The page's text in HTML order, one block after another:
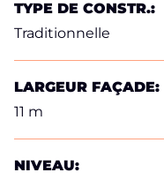
TYPE DE CONSTR.:
Traditionnelle
LARGEUR FAÇADE:
11 m
NIVEAU: